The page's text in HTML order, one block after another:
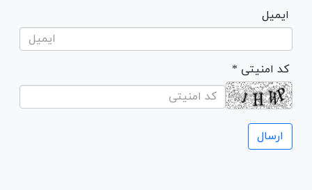
ایمیل
* کد امنیتی